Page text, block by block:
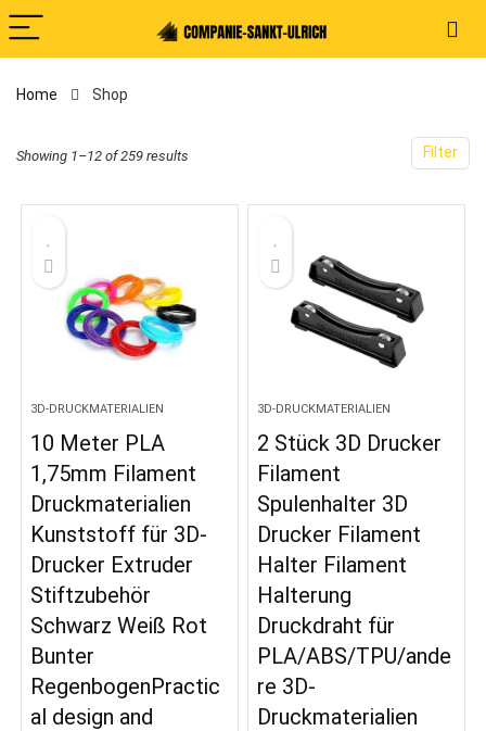
Home Shop
Filter
Showing 1–12 of 259 results
3D-DRUCKMATERIALIEN
10 Meter PLA
1,75mm Filament
Druckmaterialien
Kunststoff für 3D-
Drucker Extruder
Stiftzubehör
Schwarz Weiß Rot
Bunter
RegenbogenPractic
al design and
3D-DRUCKMATERIALIEN
2 Stück 3D Drucker
Filament
Spulenhalter 3D
Drucker Filament
Halter Filament
Halterung
Druckdraht für
PLA/ABS/TPU/ande
re 3D-
Druckmaterialien